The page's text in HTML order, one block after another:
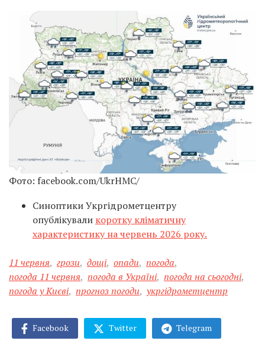
Фото: facebook.com/UkrHMC/
Синоптики Укргідрометцентру
опублікували коротку кліматичну
характеристику на червень 2026 року.
11 червня, грози, дощі, опади, погода,
погода 11 червня, погода в Україні, погода на сьогодні,
погода у Києві, прогноз погоди, укргідрометцентр
Facebook Twitter Telegram